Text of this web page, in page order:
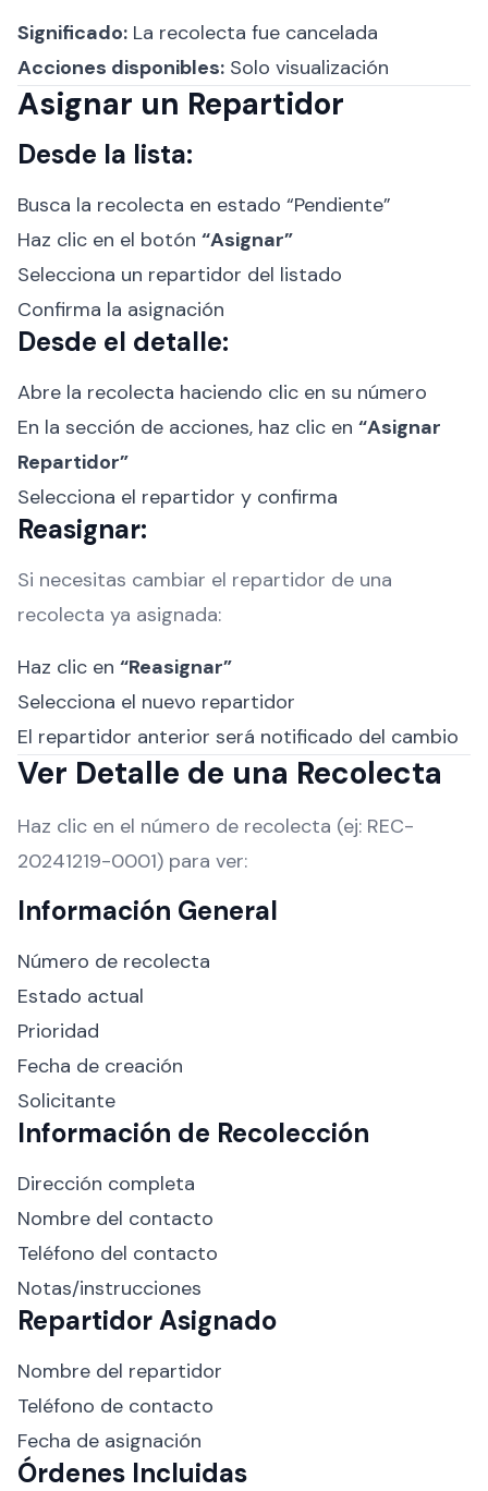
Significado: La recolecta fue cancelada
Acciones disponibles: Solo visualización
Asignar un Repartidor
Desde la lista:
Busca la recolecta en estado “Pendiente”
Haz clic en el botón “Asignar”
Selecciona un repartidor del listado
Confirma la asignación
Desde el detalle:
Abre la recolecta haciendo clic en su número
En la sección de acciones, haz clic en “Asignar
Repartidor”
Selecciona el repartidor y confirma
Reasignar:
Si necesitas cambiar el repartidor de una
recolecta ya asignada:
Haz clic en “Reasignar”
Selecciona el nuevo repartidor
El repartidor anterior será notificado del cambio
Ver Detalle de una Recolecta
Haz clic en el número de recolecta (ej: REC-
20241219-0001) para ver:
Información General
Número de recolecta
Estado actual
Prioridad
Fecha de creación
Solicitante
Información de Recolección
Dirección completa
Nombre del contacto
Teléfono del contacto
Notas/instrucciones
Repartidor Asignado
Nombre del repartidor
Teléfono de contacto
Fecha de asignación
Órdenes Incluidas